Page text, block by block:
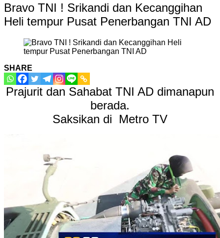
Bravo TNI ! Srikandi dan Kecanggihan
Heli tempur Pusat Penerbangan TNI AD
SHARE
Prajurit dan Sahabat TNI AD dimanapun
berada.
Saksikan di Metro TV